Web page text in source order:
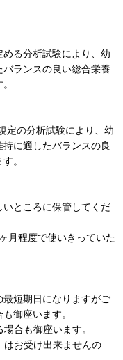
る分析試験により、幼
ランスの良い総合栄養
定の分析試験により、幼
に適したバランスの良
。
ところに保管してくだ
月程度で使いきっていた
短期日になりますがご
御座います。
合も御座います。
お受け出来ませんの